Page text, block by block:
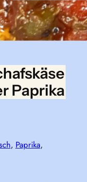
Paprika
, Paprika